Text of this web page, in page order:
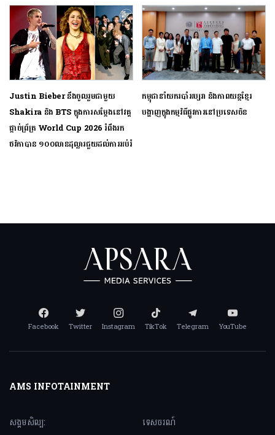
Justin Bieber នឹងចូលរួមជាមួយ
Shakira និង BTS ក្នុងការសម្ដែងនៅវគ្គ
ផ្ដាច់ព្រ័ត្រ World Cup 2026 រំពឹងរក
ថវិកាបាន ១០០លានដុល្លារជួយដល់ការអប់រំ
កម្ពុជា​នាំ​យក​របាំ​អប្សរា និង​ភាពយន្ត​ខ្មែរ
បង្ហាញ​ក្នុង​កម្មវិធី​ផ្លូវ​ការ​នៅ​ប្រទេស​ចិន
Facebook Twitter Instagram TikTok Telegram YouTube
AMS INFOTAINMENT
សង្គមសិល្ប:
ទេសចរណ៍